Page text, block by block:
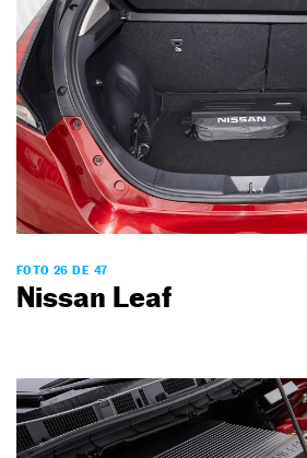
FOTO 26 DE 47
Nissan Leaf